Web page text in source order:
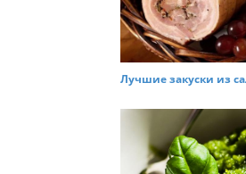
g
a
tЛучшие закуски из